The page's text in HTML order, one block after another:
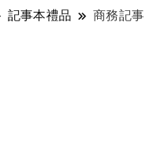
記事本禮品
商務記事